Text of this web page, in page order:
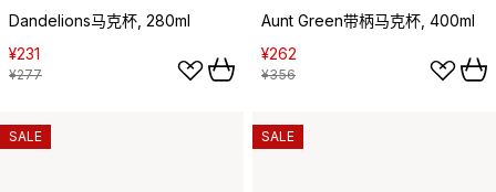
Dandelions马克杯, 280ml
¥231
¥277
Aunt Green带柄马克杯, 400ml
¥262
¥356
SALE SALE